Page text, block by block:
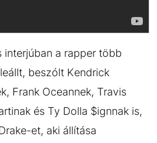
a rapper több
beszólt Kendrick
Frank Oceannek, Travis
és Ty Dolla $ignnak is,
et, aki állítása